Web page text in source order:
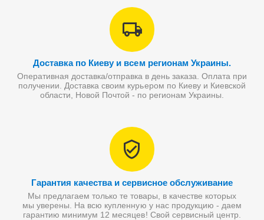
Доставка по Киеву и всем регионам Украины.
Оперативная доставка/отправка в день заказа. Оплата при
получении. Доставка своим курьером по Киеву и Киевской
области, Новой Почтой - по регионам Украины.
Гарантия качества и сервисное обслуживание
Мы предлагаем только те товары, в качестве которых
мы уверены. На всю купленную у нас продукцию - даем
гарантию минимум 12 месяцев! Свой сервисный центр.